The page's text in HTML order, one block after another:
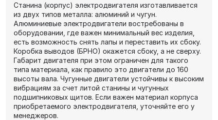
Станина (корпус) электродвигателя изготавливается
из двух типов металла: алюминий и чугун.
Алюминиевые электродвигатели востребованы в
оборудовании, где важен минимальный вес изделия,
есть возможность снять лапы и переставить их сбоку.
Коробка выводов (БРНО) окажется сбоку, а не сверху.
Габарит двигателя при этом ограничен для такого
типа материала, как правило это двигатели до 160
высоты вала. Чугунные двигатели устойчивы к высоким
вибрациям за счет литой станины и чугунных
подшипниковых щитов. Если важен материал корпуса
приобретаемого электродвигателя, уточняйте его у
менеджеров.